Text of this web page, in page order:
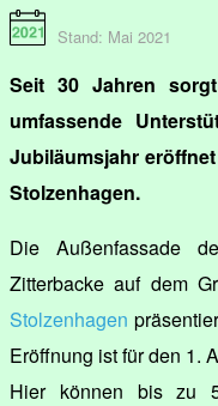
Stand: Mai 2021
Seit 30 Jahren
umfassende
Jubiläumsjahr
Stolzenhagen.
Die Außenfassade
Zitterbacke auf dem
Stolzenhagen
Eröffnung ist für den 1.
Hier können bis zu